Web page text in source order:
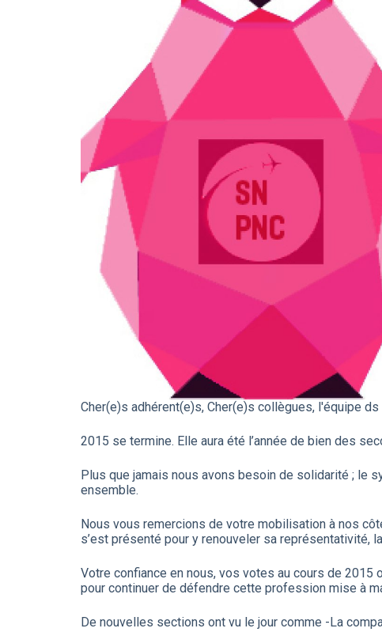
Cher(e)s adhérent(e)s, Cher(e)s collègues, l'équipe
2015 se termine. Elle aura été l’année de bien des
Plus que jamais nous avons besoin de solidarité ; le
ensemble.
Nous vous remercions de votre mobilisation à nos
s’est présenté pour y renouveler sa représentativité,
Votre confiance en nous, vos votes au cours de
pour continuer de défendre cette profession mise à
De nouvelles sections ont vu le jour comme -La